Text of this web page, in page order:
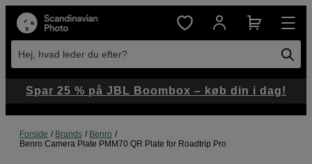
Hej, hvad leder du efter?
Forside Brands
Benro
Benro Camera Plate PMM70 QR Plate for Roadtrip Pro
Spar 25 % på JBL Boombox – køb din i dag!